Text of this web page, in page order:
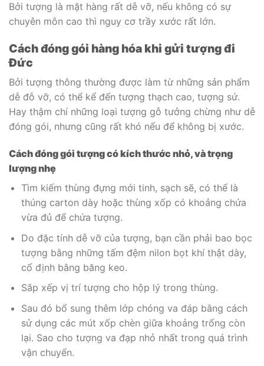
Bởi tượng là mặt hàng rất dễ vỡ, nếu không có sự
chuyên môn cao thì nguy cơ trầy xước rất lớn.
Cách đóng gói hàng hóa khi gửi tượng đi
Đức
Bởi tượng thông thường được làm từ những sản phẩm
dễ đỗ vỡ, có thể kể đến tượng thạch cao, tượng sứ.
Hay thậm chí những loại tượng gỗ tưởng chừng như dễ
đóng gói, nhưng cũng rất khó nếu để không bị xước.
Cách đóng gói tượng có kích thước nhỏ, và trọng
lượng nhẹ
Tìm kiếm thùng đựng mới tinh, sạch sẽ, có thể là
thúng carton dày hoặc thùng xốp có khoảng chứa
vừa đủ để chứa tượng.
Do đặc tính dễ vỡ của tượng, bạn cần phải bao bọc
tượng bằng những tấm đệm nilon bọt khí thật dày,
cố định bằng băng keo.
Sắp xếp vị trí tượng cho hộp lý trong thùng.
Sau đó bổ sung thêm lớp chóng va đáp bằng cách
sử dụng các mút xốp chèn giữa khoảng trống còn
lại. Sao cho tượng va đạp nhỏ nhất trong quá trình
vận chuyển.